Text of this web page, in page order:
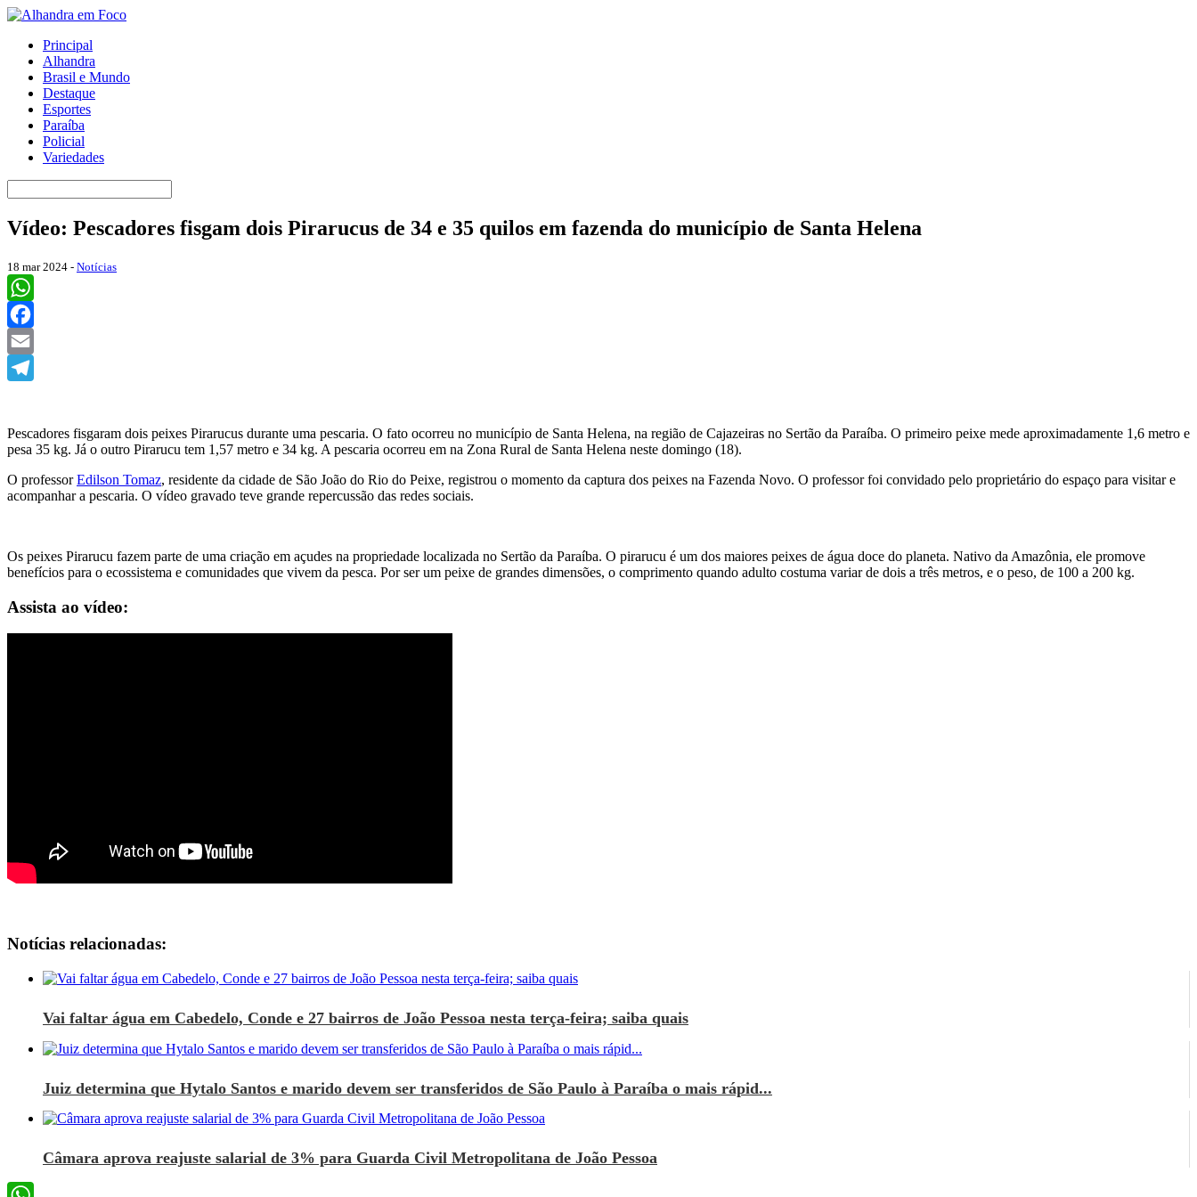
Principal
Alhandra
Brasil e Mundo
Destaque
Esportes
Paraíba
Policial
Variedades
Vídeo: Pescadores fisgam dois Pirarucus de 34 e 35 quilos em fazenda do município de Santa Helena
18 mar 2024 - Notícias
WhatsApp
Facebook
Email
Pescadores fisgaram dois peixes Pirarucus durante uma pescaria. O fato ocorreu no município de Santa Helena, na região de Cajazeiras no Sertão da Paraíba. O primeiro peixe mede aproximadamente 1,6 metro e
pesa 35 kg. Já o outro Pirarucu tem 1,57 metro e 34 kg. A pescaria ocorreu em na Zona Rural de Santa Helena neste domingo (18).
O professorEdilson Tomaz, residente da cidade de São João do Rio do Peixe, registrou o momento da captura dos peixes na Fazenda Novo. O professor foi convidado pelo proprietário do espaço para visitar e
acompanhar a pescaria. O vídeo gravado teve grande repercussão das redes sociais.
Os peixes Pirarucu fazem parte de uma criação em açudes na propriedade localizada no Sertão da Paraíba. O pirarucu é um dos maiores peixes de água doce do planeta. Nativo da Amazônia, ele promove
benefícios para o ecossistema e comunidades que vivem da pesca. Por ser um peixe de grandes dimensões, o comprimento quando adulto costuma variar de dois a três metros, e o peso, de 100 a 200 kg.
Assista ao vídeo:
Notícias relacionadas:
Vai faltar água em Cabedelo, Conde e 27 bairros de João Pessoa nesta terça-feira; saiba quais
Juiz determina que Hytalo Santos e marido devem ser transferidos de São Paulo à Paraíba o mais rápid...
Câmara aprova reajuste salarial de 3% para Guarda Civil Metropolitana de João Pessoa